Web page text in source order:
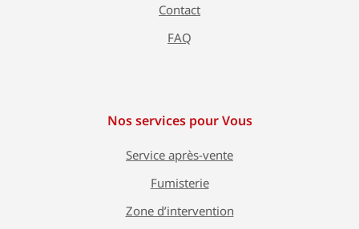
Contact
FAQ
Nos services pour Vous
Service après-vente
Fumisterie
Zone d’intervention